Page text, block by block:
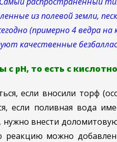
из полевой земли,
(примерно 4 ведра
качественные
рН, то есть с
если вносили торф
если поливная вода
нужно внести
реакцию можно